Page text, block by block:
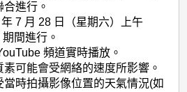
進行。
7 月 28 日（星期六）上午
間進行。
頻道實時播放。
可能會受網絡的速度所影響。
當時拍攝影像位置的天氣情況(如